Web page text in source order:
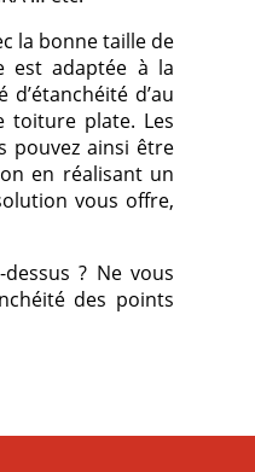
la bonne taille de
est adaptée à la
d’au
toiture plate. Les
pouvez ainsi être
en réalisant un
vous offre,
? Ne vous
des points